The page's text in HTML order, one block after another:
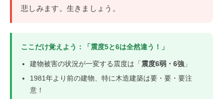
悲しみます。生きましょう。
ここだけ覚えよう：「震度5と6は全然違う！」
建物被害の状況が一変する震度は「震度6弱・6強 」
1981年より前の建物、特に木造建築は要・要・要注
意！